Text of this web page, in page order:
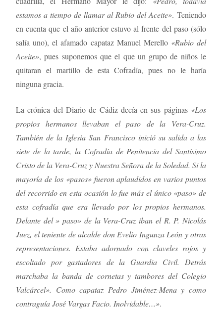
estamos a tiempo de llamar al Rubio del Aceite». Teniendo
en cuenta que el año anterior estuvo al frente del paso (sólo
salía uno), el afamado capataz Manuel Merello «Rubio del
Aceite», pues suponemos que el que un grupo de niños le
quitaran el martillo de esta Cofradía, pues no le haría
ninguna gracia.
La crónica del Diario de Cádiz decía en sus páginas «Los
propios hermanos llevaban el paso de la Vera-Cruz.
También de la Iglesia San Francisco inició su salida a las
siete de la tarde, la Cofradía de Penitencia del Santísimo
Cristo de la Vera-Cruz y Nuestra Señora de la Soledad. Si la
mayoría de los «pasos» fueron aplaudidos en varios puntos
del recorrido en esta ocasión lo fue más el único «paso» de
esta cofradía que era llevado por los propios hermanos.
Delante del » paso» de la Vera-Cruz iban el R. P. Nicolás
Juez, el teniente de alcalde don Evelio Ingunza León y otras
representaciones. Estaba adornado con claveles rojos y
escoltado por gastadores de la Guardia Civil. Detrás
marchaba la banda de cornetas y tambores del Colegio
Valcárcel». Como capataz Pedro Jiménez-Mena y como
contraguía José Vargas Facio. Inolvidable…».